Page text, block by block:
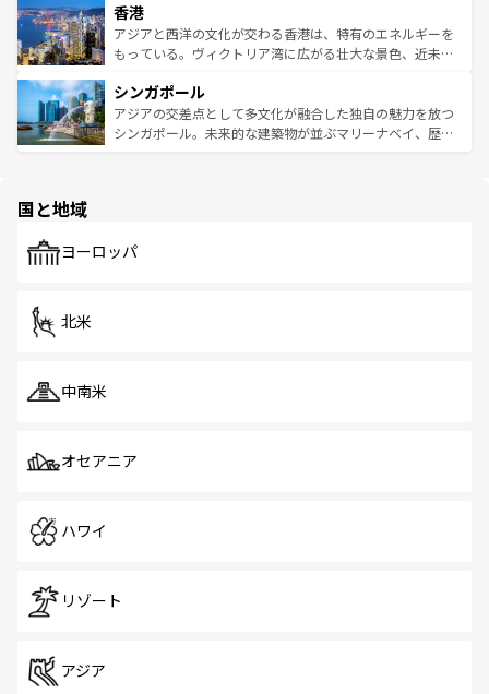
とつ。フォーやバインミー、ベトナムコーヒーなどは、ぜ
ひ現地で味わいたい。どの地域を訪れてもあたたかい人々
が旅行者を迎えてくれるので、きっと忘れられない旅にな
参照してほしい。
の活気が交差している。北部ではチェンマイなどの山岳地
帯で自然と触れ合い、南部ではプーケットやクラビの美し
いビーチでリゾート気分を楽しむことができる。タイ料理
激する。気候は一年中温暖で、どの季節にも異なる楽しみ
が待っている。親しみやすいタイの人々、仏教を中心とし
た文化、そして多様な観光資源が、訪れる旅人を魅了し続
香港
アジアと西洋の文化が交わる香港は、特有のエネルギーを
もっている。ヴィクトリア湾に広がる壮大な景色、近未来
み、どこを訪れても感動するはず。観光スポットが密集し
ており、効率よく見どころを回れるのも魅力。息をのむよ
うな絶景から文化的な体験まで、香港を存分に楽しみ尽く
シンガポール
アジアの交差点として多文化が融合した独自の魅力を放つ
シンガポール。未来的な建築物が並ぶマリーナベイ、歴史
で、ホーカーズは地元の風情を楽しめる外せないスポット
国と地域
ヨーロッパ
北米
中南米
オセアニア
ハワイ
リゾート
アジア